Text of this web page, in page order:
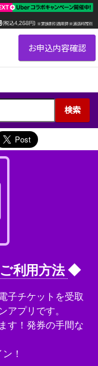
検索
利用方法◆
子チケットを受取
アプリです。
す！発券の手間な
！